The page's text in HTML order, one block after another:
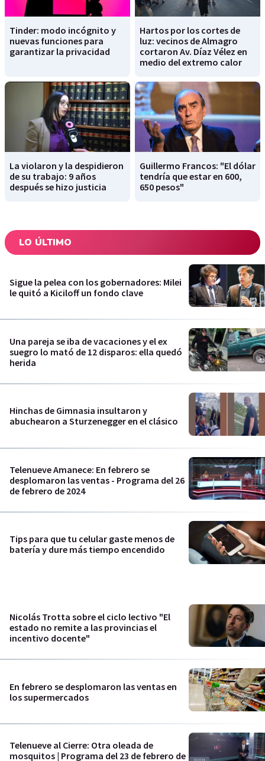
Tinder: modo incógnito y
nuevas funciones para
garantizar la privacidad
Hartos por los cortes de
luz: vecinos de Almagro
cortaron Av. Díaz Vélez en
medio del extremo calor
La violaron y la despidieron
de su trabajo: 9 años
después se hizo justicia
Guillermo Francos: "El dólar
tendría que estar en 600,
650 pesos"
LO ÚLTIMO
Sigue la pelea con los gobernadores: Milei
le quitó a Kiciloff un fondo clave
Una pareja se iba de vacaciones y el ex
suegro lo mató de 12 disparos: ella quedó
herida
Hinchas de Gimnasia insultaron y
abuchearon a Sturzenegger en el clásico
Telenueve Amanece: En febrero se
desplomaron las ventas - Programa del 26
de febrero de 2024
Tips para que tu celular gaste menos de
batería y dure más tiempo encendido
Nicolás Trotta sobre el ciclo lectivo "El
estado no remite a las provincias el
incentivo docente"
En febrero se desplomaron las ventas en
los supermercados
Telenueve al Cierre: Otra oleada de
mosquitos | Programa del 23 de febrero de